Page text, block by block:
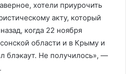
хотели приурочить
акту, который
когда 22 ноября
области и в Крыму и
блэкаут. Не получилось», —